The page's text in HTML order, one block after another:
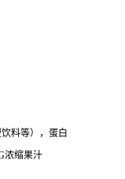
料等），蛋白
浓缩果汁